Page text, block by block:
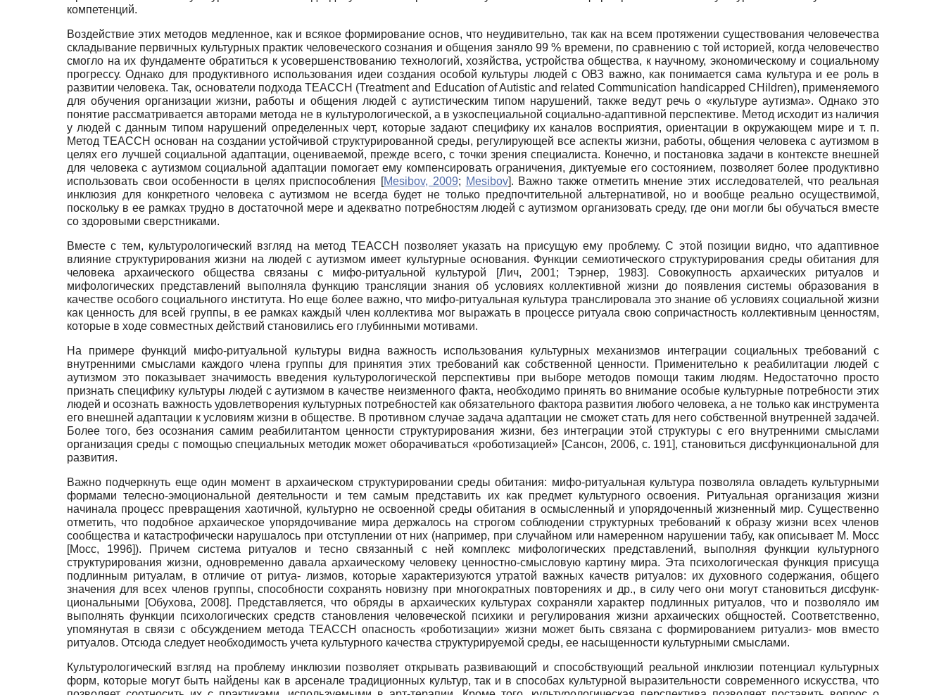
компетенций.
Воздействие этих методов медленное, как и всякое формирование основ, что неудивительно, так как на всем протяжении существования человечества
складывание первичных культурных практик человеческого сознания и общения заняло 99 % времени, по сравнению с той историей, когда человечество
смогло на их фундаменте обратиться к усовершенствованию технологий, хозяйства, устройства общества, к научному, экономическому и социальному
прогрессу. Однако для продуктивного использования идеи создания особой культуры людей с ОВЗ важно, как понимается сама культура и ее роль в
развитии человека. Так, основатели подхода TEACCH (Treatment and Education of Autistic and related Communication handicapped CHildren), применяемого
для обучения организации жизни, работы и общения людей с аутистическим типом нарушений, также ведут речь о «культуре аутизма». Однако это
понятие рассматривается авторами метода не в культурологической, а в узкоспециальной социально-адаптивной перспективе. Метод исходит из наличия
у людей с данным типом нарушений определенных черт, которые задают специфику их каналов восприятия, ориентации в окружающем мире и т. п.
Метод TEACCH основан на создании устойчивой структурированной среды, регулирующей все аспекты жизни, работы, общения человека с аутизмом в
целях его лучшей социальной адаптации, оцениваемой, прежде всего, с точки зрения специалиста. Конечно, и постановка задачи в контексте внешней
для человека с аутизмом социальной адаптации помогает ему компенсировать ограничения, диктуемые его состоянием, позволяет более продуктивно
использовать свои особенности в целях приспособления [Mesibov, 2009; Mesibov]. Важно также отметить мнение этих исследователей, что реальная
инклюзия для конкретного человека с аутизмом не всегда будет не только предпочтительной альтернативой, но и вообще реально осуществимой,
поскольку в ее рамках трудно в достаточной мере и адекватно потребностям людей с аутизмом организовать среду, где они могли бы обучаться вместе
со здоровыми сверстниками.
Вместе с тем, культурологический взгляд на метод TEACCH позволяет указать на присущую ему проблему. С этой позиции видно, что адаптивное
влияние структурирования жизни на людей с аутизмом имеет культурные основания. Функции семиотического структурирования среды обитания для
человека архаического общества связаны с мифо-ритуальной культурой
[Лич, 2001; Тэрнер, 1983]. Совокупность архаических ритуалов и
мифологических представлений выполняла функцию трансляции знания об условиях коллективной жизни до появления системы образования в
качестве особого социального института. Но еще более важно, что мифо-ритуальная культура транслировала это знание об условиях социальной жизни
как ценность для всей группы, в ее рамках каждый член коллектива мог выражать в процессе ритуала свою сопричастность коллективным ценностям,
которые в ходе совместных действий становились его глубинными мотивами.
На примере функций мифо-ритуальной культуры видна важность использования культурных механизмов интеграции социальных требований с
внутренними смыслами каждого члена группы для принятия этих требований как собственной ценности. Применительно к реабилитации людей с
аутизмом это показывает значимость введения культурологической перспективы при выборе методов помощи таким людям. Недостаточно просто
признать специфику культуры людей с аутизмом в качестве неизменного факта, необходимо принять во внимание особые культурные потребности этих
людей и осознать важность удовлетворения культурных потребностей как обязательного фактора развития любого человека, а не только как инструмента
его внешней адаптации к условиям жизни в обществе. В противном случае задача адаптации не сможет стать для него собственной внутренней задачей.
Более того, без осознания самим реабилитантом ценности структурирования жизни, без интеграции этой структуры с его внутренними смыслами
организация среды с помощью специальных методик может оборачиваться «роботизацией» [Сансон, 2006, с. 191], становиться дисфункциональной для
развития.
Важно подчеркнуть еще один момент в архаическом структурировании среды обитания: мифо-ритуальная культура позволяла овладеть культурными
формами телесно-эмоциональной деятельности и тем самым представить их как предмет культурного освоения. Ритуальная организация жизни
начинала процесс превращения хаотичной, культурно не освоенной среды обитания в осмысленный и упорядоченный жизненный мир. Существенно
отметить, что подобное архаическое упо­рядочивание мира держалось на строгом соблюдении структурных требований к образу жизни всех членов
сообщества и катастрофически нарушалось при отступлении от них (например, при случайном или намеренном нарушении табу, как описывает М. Мосс
[Мосс, 1996]). Причем система ритуалов и тесно связанный с ней комплекс мифологических представлений, выполняя функции культурного
структурирования жизни, одновременно давала архаическому человеку ценностно-смысловую картину мира. Эта психологическая функция присуща
подлинным ритуалам, в отличие от ритуа- лизмов, которые характеризуются утратой важных качеств ритуалов: их духовного содержания, общего
значения для всех членов группы, способности сохранять новизну при многократных повторениях и др., в силу чего они могут становиться дисфунк­
циональными
[Обухова, 2008]. Представляется, что обряды в архаических культурах сохраняли характер подлинных ритуалов, что и позволяло им
выполнять функции психологических средств становления человеческой психики и регулирования жизни архаических общностей. Соответственно,
упомянутая в связи с обсуждением метода TEACCH опасность «роботизации» жизни может быть связана с формированием ритуализ- мов вместо
ритуалов. Отсюда следует необходимость учета культурного качества структурируемой среды, ее насыщенности культурными смыслами.
Культурологический взгляд на проблему инклюзии позволяет открывать развивающий и способствующий реальной инклю­зии потенциал культурных
форм, которые могут быть найдены как в арсенале традиционных культур, так и в способах культурной выразительности современного искусства, что